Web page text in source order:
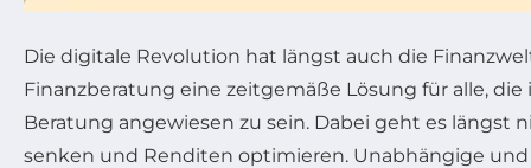
Die digitale Revolution hat längst auch die
Finanzberatung eine zeitgemäße Lösung für alle,
Beratung angewiesen zu sein. Dabei geht es
senken und Renditen optimieren. Unabhängige